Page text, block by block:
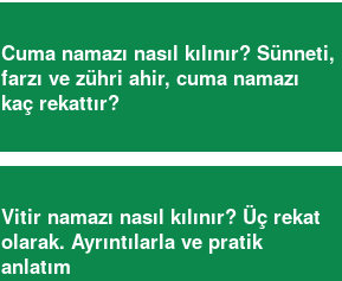
Cuma namazı nasıl kılınır? Sünneti,
farzı ve zühri ahir, cuma namazı
kaç rekattır?
Vitir namazı nasıl kılınır? Üç rekat
olarak. Ayrıntılarla ve pratik
anlatım